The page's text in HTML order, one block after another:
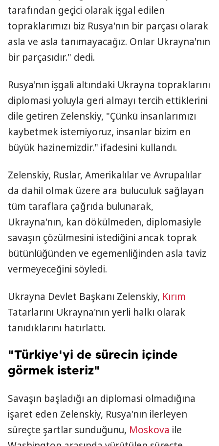
tarafından geçici olarak işgal edilen
topraklarımızı biz Rusya'nın bir parçası olarak
asla ve asla tanımayacağız. Onlar Ukrayna'nın
bir parçasıdır." dedi.
Rusya'nın işgali altındaki Ukrayna topraklarını
diplomasi yoluyla geri almayı tercih ettiklerini
dile getiren Zelenskiy, "Çünkü insanlarımızı
kaybetmek istemiyoruz, insanlar bizim en
büyük hazinemizdir." ifadesini kullandı.
Zelenskiy, Ruslar, Amerikalılar ve Avrupalılar
da dahil olmak üzere ara buluculuk sağlayan
tüm taraflara çağrıda bulunarak,
Ukrayna'nın, kan dökülmeden, diplomasiyle
savaşın çözülmesini istediğini ancak toprak
bütünlüğünden ve egemenliğinden asla taviz
vermeyeceğini söyledi.
Ukrayna Devlet Başkanı Zelenskiy, Kırım
Tatarlarını Ukrayna'nın yerli halkı olarak
tanıdıklarını hatırlattı.
"Türkiye'yi de sürecin içinde
görmek isteriz"
Savaşın başladığı an diplomasi olmadığına
işaret eden Zelenskiy, Rusya'nın ilerleyen
süreçte şartlar sunduğunu, Moskova ile